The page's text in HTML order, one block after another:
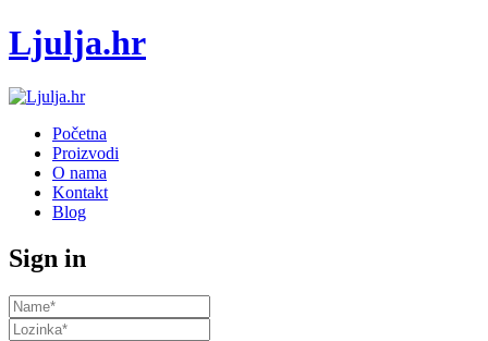
Ljulja.hr
Početna
Proizvodi
O nama
Kontakt
Blog
Sign in